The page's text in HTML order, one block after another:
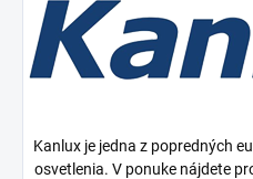
Kanlux je jedna z popredných
osvetlenia. V ponuke nájdete